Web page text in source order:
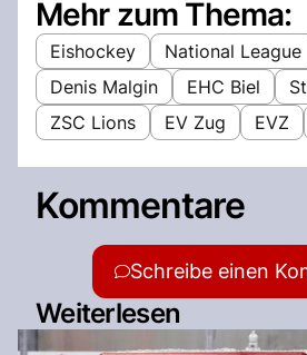
Mehr zum Thema:
Eishockey
National League
Denis Malgin
EHC Biel
ZSC Lions
EV Zug EVZ
Kommentare
Schreibe einen
Weiterlesen